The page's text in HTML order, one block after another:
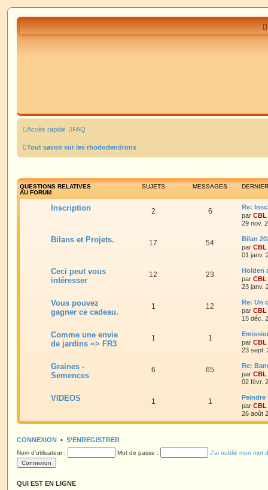
Accès rapide FAQ
Tout savoir sur les rhododendrons
QUESTIONS RELATIVES
AU FORUM
SUJETS MESSAGES
Inscription 2 6
Re:
par CBL
29 nov.
Bilans et Projets. 17 54
Bilan
par CBL
01 janv.
Ceci peut vous
intéresser
12 23
Holden
par CBL
23 janv.
Vous pouvez
gagner ce cadeau.
1 12
Re: Un
par CBL
15 déc.
Comme une envie
de jardins => FR3
1 1
par CBL
23 sept.
Graines -
Semences
6 65
Re:
par CBL
02 févr.
VIDEOS 1 1
Peindre
par CBL
26 août
CONNEXION • S’ENREGISTRER
Nom d’utilisateur : Mot de passe : J’ai oublié mon mot
QUI EST EN LIGNE